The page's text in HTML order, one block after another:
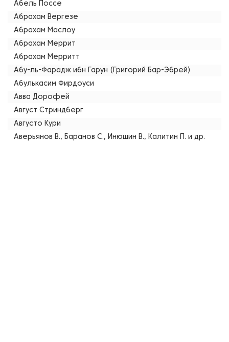
Абель Поссе
Абрахам Вергезе
Абрахам Маслоу
Абрахам Меррит
Абрахам Мерритт
Абу-ль-Фарадж ибн Гарун (Григорий Бар-Эбрей)
Абулькасим Фирдоуси
Авва Дорофей
Август Стриндберг
Августо Кури
Аверьянов В., Баранов С., Инюшин В., Калитин П. и др.